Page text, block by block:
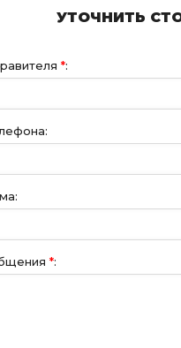
УТОЧНИТЬ
*:
*: